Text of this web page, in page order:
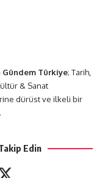
Gündem Türkiye; Tarih,
& Sanat
dürüst ve ilkeli bir
Edin